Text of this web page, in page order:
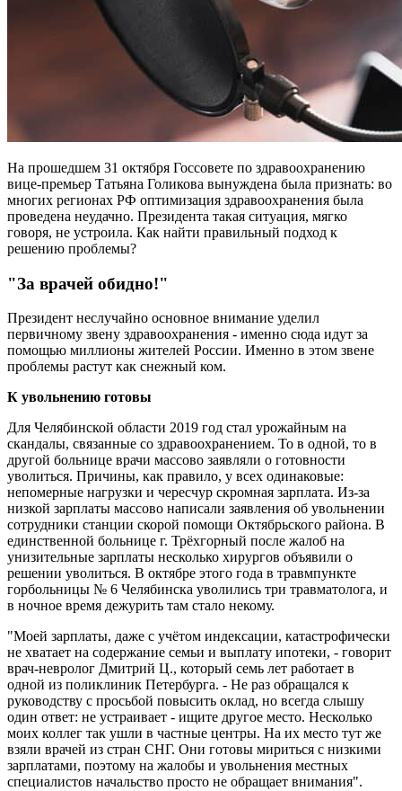
На прошедшем 31 октября Госсовете по здравоохранению
вице-премьер Татьяна Голикова вынуждена была признать: во
многих регионах РФ оптимизация здраво­охранения была
проведена неудачно. Президента такая ситуация, мягко
говоря, не устроила. Как найти правильный подход к
решению проблемы?
"За врачей обидно!"
Президент неслучайно основное внимание уделил
первичному звену здравоохранения - именно сюда идут за
помощью миллионы жителей России. Именно в этом звене
проблемы растут как снежный ком.
К увольнению готовы
Для Челябинской области 2019 год стал урожайным на
скандалы, связанные со здравоохранением. То в одной, то в
другой больнице врачи массово заявляли о готовности
уволиться. Причины, как правило, у всех одинаковые:
непомерные нагрузки и чересчур скромная зарплата. Из-за
низкой зарплаты массово написали заявления об увольнении
сотрудники станции скорой помощи Октябрьского района. В
единственной больнице г. Трёхгорный после жалоб на
унизительные зарплаты несколько хирургов объявили о
решении уволиться. В октябре этого года в травмпункте
горбольницы № 6 Челябинска уволились три травматолога, и
в ночное время дежурить там стало некому.
"Моей зарплаты, даже с учётом индексации, катастрофически
не хватает на содержание семьи и выплату ипотеки, - говорит
врач-невролог Дмитрий Ц., который семь лет работает в
одной из поликлиник Петербурга. - Не раз обращался к
руководству с просьбой повысить оклад, но всегда слышу
один ответ: не устраивает - ищите другое место. Несколько
моих коллег так ушли в частные центры. На их место тут же
взяли врачей из стран СНГ. Они готовы мириться с низкими
зарплатами, поэтому на жалобы и увольнения местных
специалистов начальство просто не обращает внимания".